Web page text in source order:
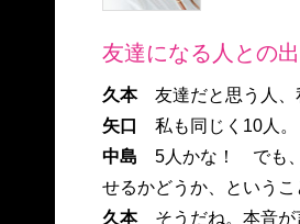
友達になる人との
久本友達だと思う人、
矢口
私も同じく10人。
中島 5人かな！ でも、
せるかどうか、というこ
久本そうだね。本音が